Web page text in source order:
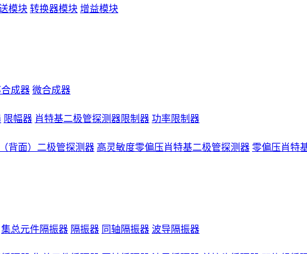
模块 转换器模块 增益模块
成器 微合成器
限幅器 肖特基二极管探测器限制器 功率限制器
背面）二极管探测器 高灵敏度零偏压肖特基二极管探测器 零偏压肖特
集总元件隔振器 隔振器 同轴隔振器 波导隔振器